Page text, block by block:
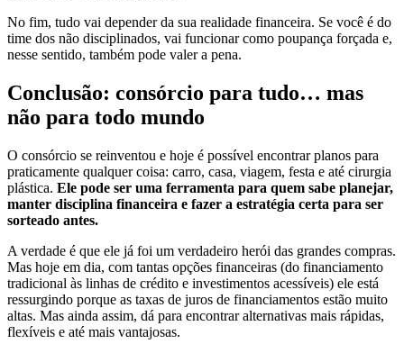
No fim, tudo vai depender da sua realidade financeira. Se você é do
time dos não disciplinados, vai funcionar como poupança forçada e,
nesse sentido, também pode valer a pena.
Conclusão: consórcio para tudo… mas
não para todo mundo
O consórcio se reinventou e hoje é possível encontrar planos para
praticamente qualquer coisa: carro, casa, viagem, festa e até cirurgia
plástica. Ele pode ser uma ferramenta para quem sabe planejar,
manter disciplina financeira e fazer a estratégia certa para ser
sorteado antes.
A verdade é que ele já foi um verdadeiro herói das grandes compras.
Mas hoje em dia, com tantas opções financeiras (do financiamento
tradicional às linhas de crédito e investimentos acessíveis) ele está
ressurgindo porque as taxas de juros de financiamentos estão muito
altas. Mas ainda assim, dá para encontrar alternativas mais rápidas,
flexíveis e até mais vantajosas.